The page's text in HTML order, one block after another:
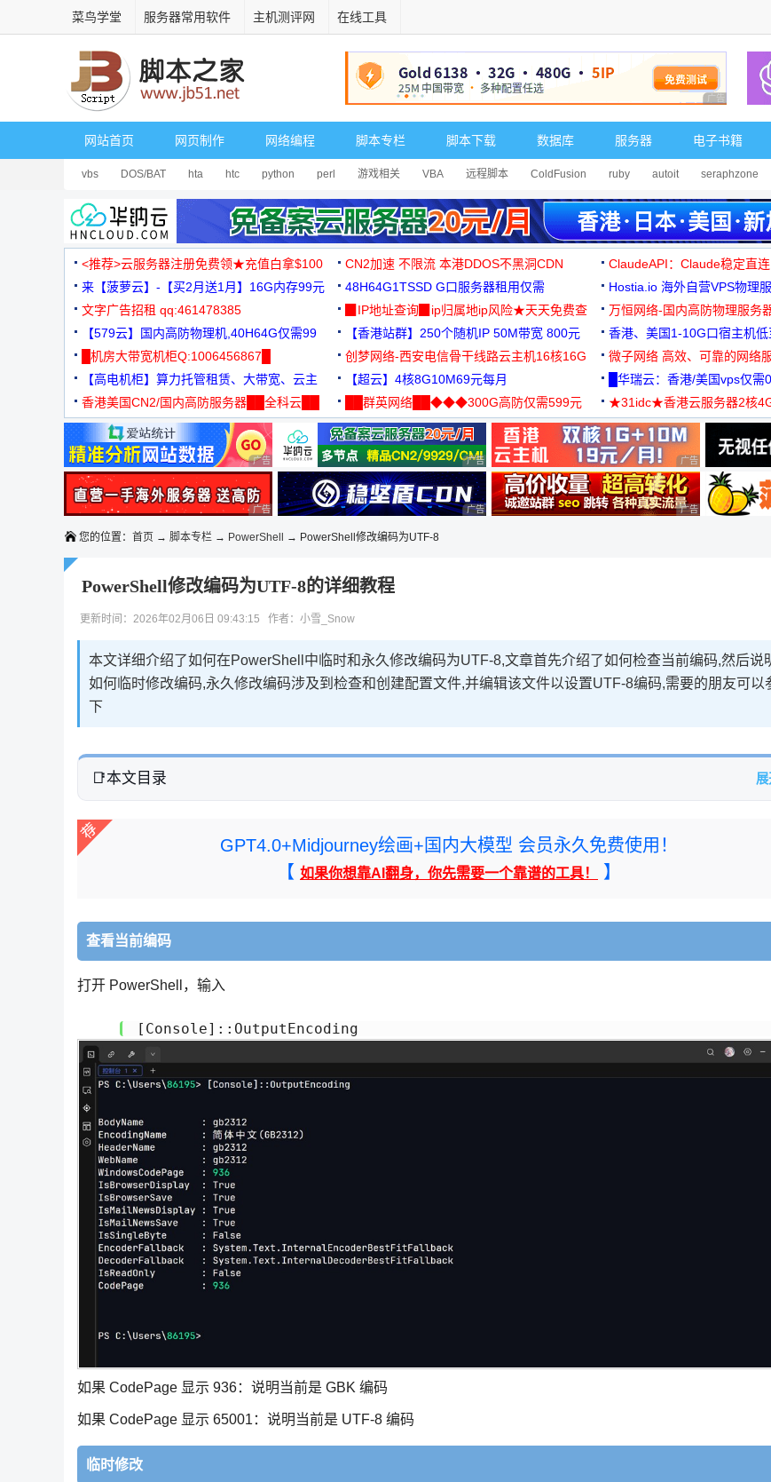
菜鸟学堂 服务器常用软件 主机测评网 在线工具
广告 商业广告
网站首页 网页制作 网络编程 脚本专栏 脚本下载 数据库 服务器 电子书籍
vbs DOS/BAT hta htc python perl 游戏相关 VBA 远程脚本 ColdFusion ruby autoit seraphzone
<推荐>云服务器注册免费领★充值白拿$100 CN2加速 不限流 本港DDOS不黑洞CDN ClaudeAPI：Claude稳定直
来【菠萝云】-【买2月送1月】16G内存99元
48H64G1TSSD G口服务器租用仅需
3000+可免费测试
Hostia.io 海外自营VPS物理
文字广告招租 qq:461478385
▉IP地址查询▉ip归属地ip风险★天天免费查
万恒网络-国内高防物理服务
99元/月起
【579云】国内高防物理机,40H64G仅需99
元
【香港站群】250个随机IP 50M带宽 800元 香港、美国1-10G口宿主机
█机房大带宽机柜Q:1006456867█
创梦网络-西安电信骨干线路云主机16核16G
88元/月
微子网络 高效、可靠的网络
【高电机柜】算力托管租赁、大带宽、云主
机
【超云】4核8G10M69元每月 █华瑞云：香港/美国vps仅需
香港美国CN2/国内高防服务器██全科云██
██群英网络██◆◆◆300G高防仅需599元
◆◆◆
★31idc★香港云服务器2核
用◆
广告 商业广告，理性选择 广告 商业广告，理性选择 广告 商业广告，理性
广告 商业广告，理性选择 广告 商业广告，理性选择 广告 商业广告，理性
您的位置： 首页 → 脚本专栏 → PowerShell → PowerShell修改编码为UTF-8
PowerShell修改编码为UTF-8的详细教程
更新时间：2026年02月06日 09:43:15 作者：小雪_Snow
本文详细介绍了如何在PowerShell中临时和永久修改编码为UTF-8,文章首先介绍了如何检查当前编码,然后说
如何临时修改编码,永久修改编码涉及到检查和创建配置文件,并编辑该文件以设置UTF-8编码,需要的朋友可以
下
本文目录 展
GPT4.0+Midjourney绘画+国内大模型 会员永久免费使用！
【 如果你想靠AI翻身，你先需要一个靠谱的工具！ 】
查看当前编码
打开 PowerShell，输入
[Console]::OutputEncoding
如果 CodePage 显示 936：说明当前是 GBK 编码
如果 CodePage 显示 65001：说明当前是 UTF-8 编码
临时修改